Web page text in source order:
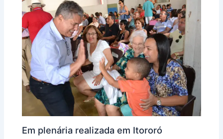
Em plenária realizada em Itororó